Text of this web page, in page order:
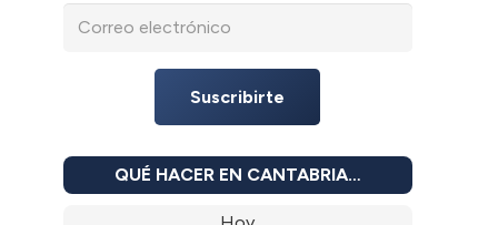
Suscribirte
QUÉ HACER EN CANTABRIA…